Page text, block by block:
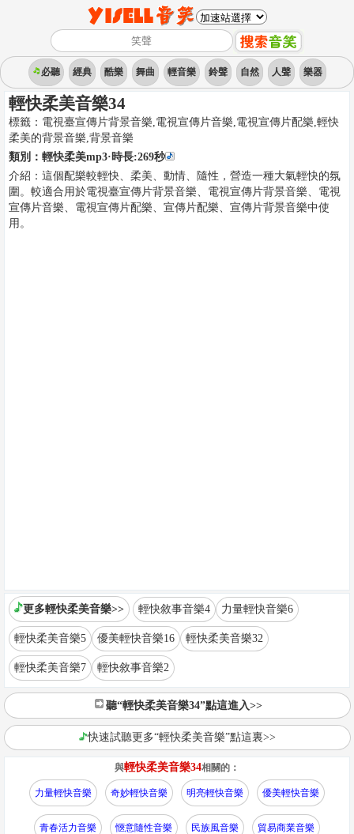
必聽 經典 酷樂 舞曲 輕音樂 鈴聲 自然 人聲 樂器
輕快柔美音樂34
標籤： 電視臺宣傳片背景音樂,電視宣傳片音樂,電視宣傳片配樂,輕快
柔美的背景音樂,背景音樂
類別： 輕快柔美mp3·時長:269秒
介紹： 這個配樂較輕快、柔美、動情、隨性，營造一種大氣輕快的氛
圍。較適合用於電視臺宣傳片背景音樂、電視宣傳片背景音樂、電視
宣傳片音樂、電視宣傳片配樂、宣傳片配樂、宣傳片背景音樂中使
用。
更多輕快柔美音樂>> 輕快敘事音樂4 力量輕快音樂6
輕快柔美音樂5 優美輕快音樂16 輕快柔美音樂32
輕快柔美音樂7 輕快敘事音樂2
聽“輕快柔美音樂34”點這進入>>
快速試聽更多“輕快柔美音樂”點這裏>>
與輕快柔美音樂34相關的：
力量輕快音樂 奇妙輕快音樂 明亮輕快音樂 優美輕快音樂
青春活力音樂 愜意隨性音樂 民族風音樂 貿易商業音樂